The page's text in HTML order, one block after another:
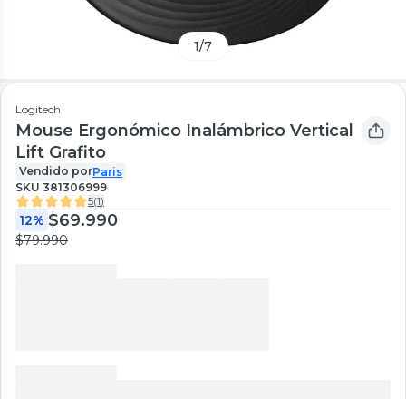
1/7
Logitech
Mouse Ergonómico Inalámbrico Vertical
Lift Grafito
Vendido porParis
SKU 381306999
5(1)
12% $69.990
$79.990